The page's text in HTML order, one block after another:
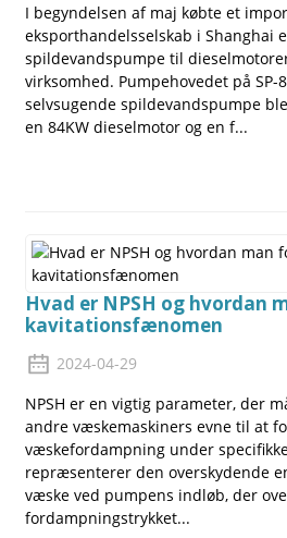
I begyndelsen af ​​maj købte et
eksporthandelsselskab i Shanghai
spildevandspumpe til
virksomhed. Pumpehovedet på
selvsugende spildevandspumpe
en 84KW dieselmotor og en f...
Hvad er NPSH og hvordan
kavitationsfænomen
2024-04-29
NPSH er en vigtig parameter, der
andre væskemaskiners evne til at
væskefordampning under
repræsenterer den overskydende
væske ved pumpens indløb, der
fordampningstrykket...